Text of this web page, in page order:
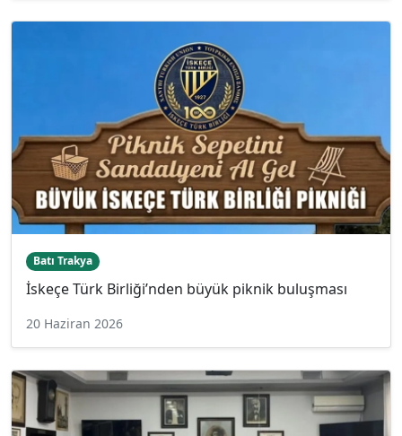
Batı Trakya
İskeçe Türk Birliği’nden büyük piknik buluşması
20 Haziran 2026